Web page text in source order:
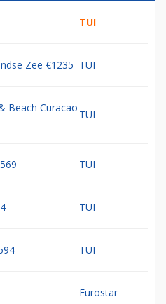
TUI
Zee €1235 TUI
Beach Curacao
TUI
TUI
TUI
TUI
Eurostar